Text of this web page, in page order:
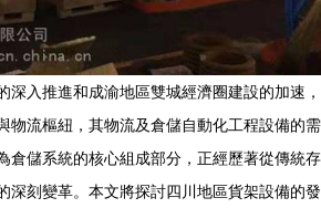
深入推進和成渝地區雙城經濟圈建設的加速，
物流樞紐，其物流及倉儲自動化工程設備的需
倉儲系統的核心組成部分，正經歷著從傳統存
深刻變革。本文將探討四川地區貨架設備的發